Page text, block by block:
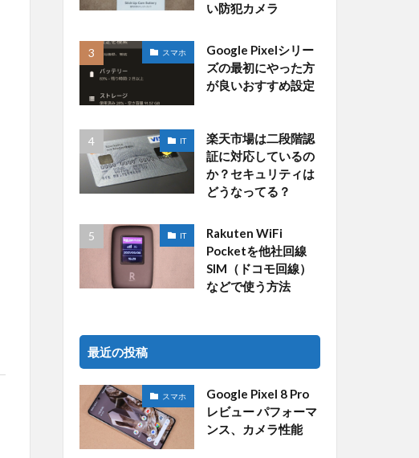
い防犯カメラ
スマホ
Google Pixelシリー
ズの最初にやった方
が良いおすすめ設定
IT
楽天市場は二段階認
証に対応しているの
か？セキュリティは
どうなってる？
IT
Rakuten WiFi
Pocketを他社回線
SIM（ドコモ回線）
などで使う方法
最近の投稿
スマホ
Google Pixel 8 Pro
レビュー パフォーマ
ンス、カメラ性能